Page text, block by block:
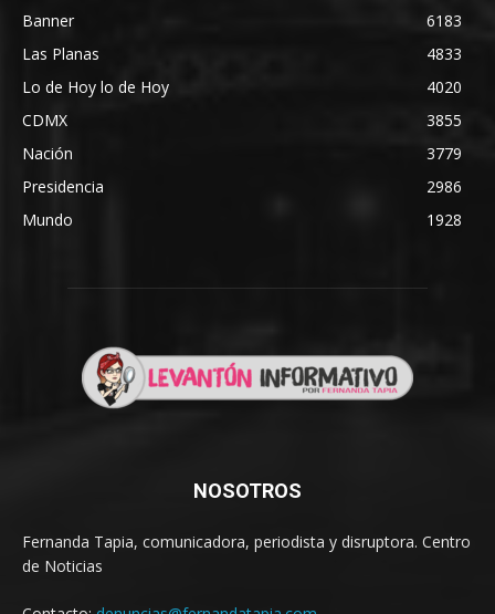
Banner
6183
Las Planas
4833
Lo de Hoy lo de Hoy
4020
CDMX
3855
Nación
3779
Presidencia
2986
Mundo
1928
NOSOTROS
Fernanda Tapia, comunicadora, periodista y disruptora. Centro
de Noticias